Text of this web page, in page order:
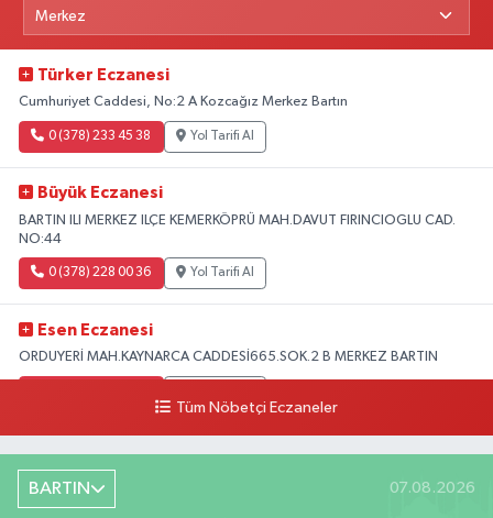
Türker Eczanesi
Cumhuriyet Caddesi, No:2 A Kozcağız Merkez Bartın
0 (378) 233 45 38 Yol Tarifi Al
Büyük Eczanesi
BARTIN ILI MERKEZ ILÇE KEMERKÖPRÜ MAH.DAVUT FIRINCIOGLU CAD.
NO:44
0 (378) 228 00 36 Yol Tarifi Al
Esen Eczanesi
ORDUYERİ MAH.KAYNARCA CADDESİ665.SOK.2 B MERKEZ BARTIN
Şiremirçavuş Mahallesi, Kırıkçı Zeliha Ana Sokak No:20 8 Merkez Bartın
0 (378) 227 85 45
Tüm Nöbetçi Eczaneler
BARTIN 07.08.2026